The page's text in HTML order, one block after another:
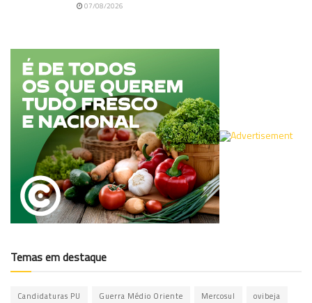
07/08/2026
Temas em destaque
Candidaturas PU Guerra Médio Oriente Mercosul ovibeja